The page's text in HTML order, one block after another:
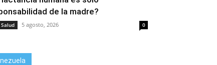
de la madre?
5 agosto, 2026 0